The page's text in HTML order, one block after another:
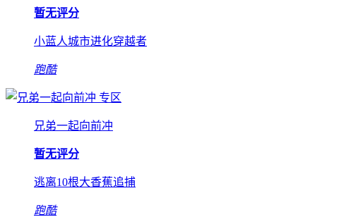
暂无评分
小蓝人城市进化穿越者
跑酷
专区
兄弟一起向前冲
暂无评分
逃离10根大香蕉追捕
跑酷